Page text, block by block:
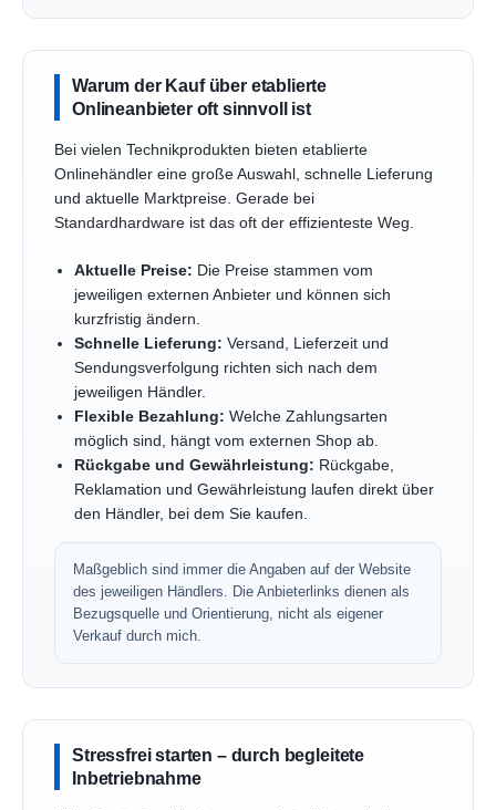
Warum der Kauf über etablierte
Onlineanbieter oft sinnvoll ist
Bei vielen Technikprodukten bieten etablierte
Onlinehändler eine große Auswahl, schnelle Lieferung
und aktuelle Marktpreise. Gerade bei
Standardhardware ist das oft der effizienteste Weg.
Aktuelle Preise: Die Preise stammen vom
jeweiligen externen Anbieter und können sich
kurzfristig ändern.
Schnelle Lieferung: Versand, Lieferzeit und
Sendungsverfolgung richten sich nach dem
jeweiligen Händler.
Flexible Bezahlung: Welche Zahlungsarten
möglich sind, hängt vom externen Shop ab.
Rückgabe und Gewährleistung: Rückgabe,
Reklamation und Gewährleistung laufen direkt über
den Händler, bei dem Sie kaufen.
Maßgeblich sind immer die Angaben auf der Website
des jeweiligen Händlers. Die Anbieterlinks dienen als
Bezugsquelle und Orientierung, nicht als eigener
Verkauf durch mich.
Stressfrei starten – durch begleitete
Inbetriebnahme